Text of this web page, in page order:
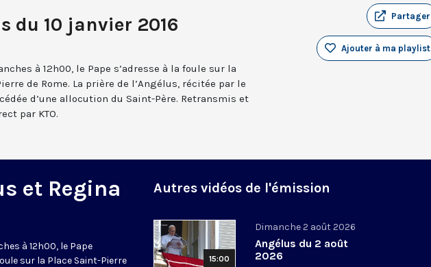
du 10 janvier 2016 Partager
Ajouter à ma playlist
à 12h00, le Pape s’adresse à la foule sur la
de Rome. La prière de l’Angélus, récitée par le
d’une allocution du Saint-Père. Retransmis et
par KTO.
et Regina
à 12h00, le Pape
sur la Place Saint-Pierre
Autres vidéos de l'émission
15:00
Dimanche 2 août 2026
Angélus du 2 août
2026